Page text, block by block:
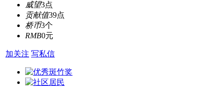
威望3点
贡献值39点
桥币3个
RMB0元
加关注 写私信